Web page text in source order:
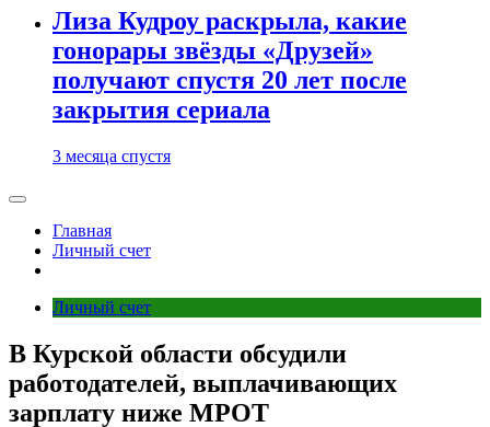
Лиза Кудроу раскрыла, какие
гонорары звёзды «Друзей»
получают спустя 20 лет после
закрытия сериала
3 месяца спустя
Главная
Личный счет
Личный счет
В Курской области обсудили
работодателей, выплачивающих
зарплату ниже МРОТ